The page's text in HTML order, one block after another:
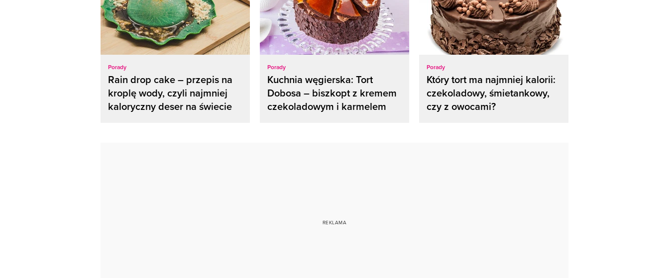
Porady
Rain drop cake – przepis na
kroplę wody, czyli najmniej
kaloryczny deser na świecie
Porady
Kuchnia węgierska: Tort
Dobosa – biszkopt z kremem
czekoladowym i karmelem
Porady
Który tort ma najmniej kalorii:
czekoladowy, śmietankowy,
czy z owocami?